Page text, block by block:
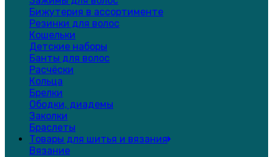
Бижутерия в ассортименте
Резинки для волос
Кошельки
Детские наборы
Банты для волос
Расчёски
Кольца
Брелки
Ободки, диадемы
Заколки
Браслеты
Товары для шитья и вязания
Вязание